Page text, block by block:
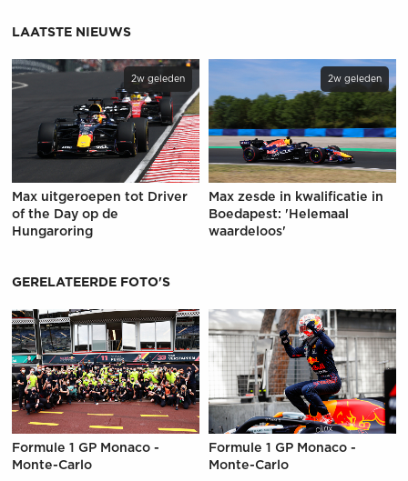
LAATSTE NIEUWS
2w geleden
Max uitgeroepen tot Driver
of the Day op de
Hungaroring
2w geleden
Max zesde in kwalificatie in
Boedapest: 'Helemaal
waardeloos'
GERELATEERDE FOTO'S
Formule 1 GP Monaco -
Monte-Carlo
Formule 1 GP Monaco -
Monte-Carlo